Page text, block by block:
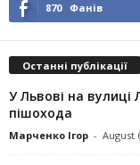
870 Фанів
Останні публікації
У Львові на вулиці
пішохода
Марченко Ігор - August